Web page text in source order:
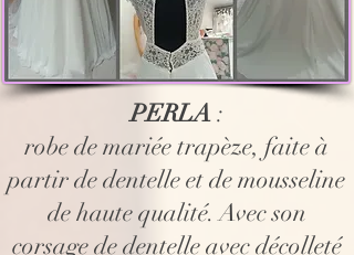
PERLA:
robe de mariée trapèze, faite à
partir de dentelle et de mousseline
de haute qualité. Avec son
corsage de dentelle avec décolleté